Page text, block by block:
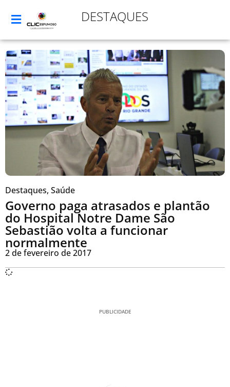
DESTAQUES
Destaques, Saúde
Governo paga atrasados e plantão
do Hospital Notre Dame São
Sebastião volta a funcionar
normalmente
2 de fevereiro de 2017
PUBLICIDADE